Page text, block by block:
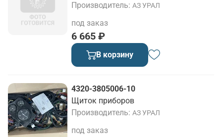
Производитель АЗ УРАЛ
6 665 ₽
под заказ
В корзину
4320-3805006-10
Щиток приборов
Производитель АЗ УРАЛ
под заказ